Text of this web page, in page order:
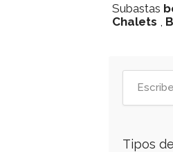
Subastas
Chalets ,
Tipos